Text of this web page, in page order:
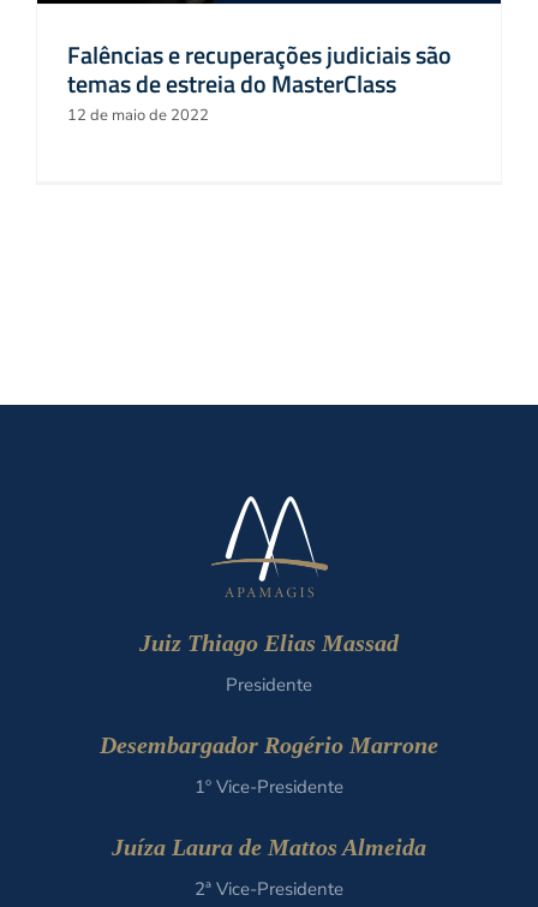
Falências e recuperações judiciais são
temas de estreia do MasterClass
12 de maio de 2022
Juiz Thiago Elias Massad
Presidente
Desembargador Rogério Marrone
1º Vice-Presidente
Juíza Laura de Mattos Almeida
2ª Vice-Presidente